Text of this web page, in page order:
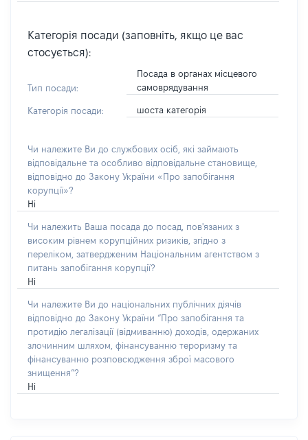
Категорія посади (заповніть, якщо це вас
стосується):
Тип посади:
Посада в органах місцевого
самоврядування
Категорія посади: шоста категорія
Чи належите Ви до службових осіб, які займають
відповідальне та особливо відповідальне становище,
відповідно до Закону України «Про запобігання
корупції»?
Ні
Чи належить Ваша посада до посад, пов'язаних з
високим рівнем корупційних ризиків, згідно з
переліком, затвердженим Національним агентством з
питань запобігання корупції?
Ні
Чи належите Ви до національних публічних діячів
відповідно до Закону України “Про запобігання та
протидію легалізації (відмиванню) доходів, одержаних
злочинним шляхом, фінансуванню тероризму та
фінансуванню розповсюдження зброї масового
знищення”?
Ні